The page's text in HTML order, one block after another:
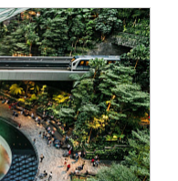
водопаду мира
Heavy Industries
наград World
Чанги в Сингапуре
Этот титул он
его называют
чудом света».